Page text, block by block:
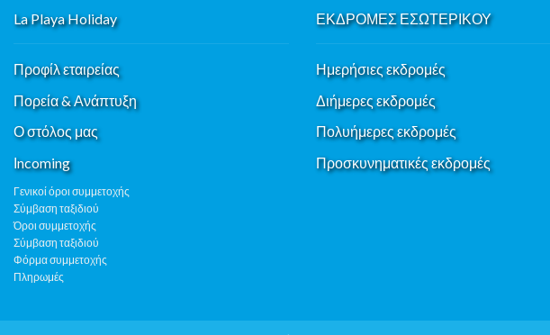
La Playa Holiday
Προφίλ εταιρείας
Πορεία & Ανάπτυξη
Ο στόλος μας
Ιncoming
Γενικοί όροι συμμετοχής
Σύμβαση ταξιδιού
Όροι συμμετοχής
Σύμβαση ταξιδιού
Φόρμα συμμετοχής
Πληρωμές
ΕΚΔΡΟΜΕΣ ΕΣΩΤΕΡΙΚΟΥ
Ημερήσιες εκδρομές
Διήμερες εκδρομές
Πολυήμερες εκδρομές
Προσκυνηματικές εκδρομές